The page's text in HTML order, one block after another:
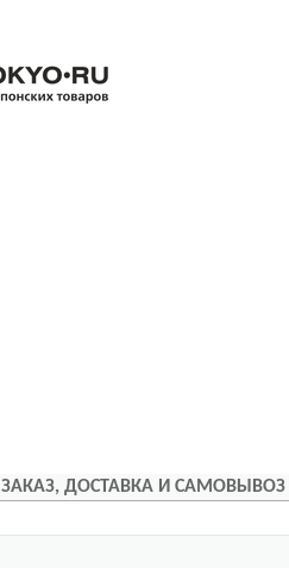
ЗАКАЗ, ДОСТАВКА И САМОВЫВОЗ